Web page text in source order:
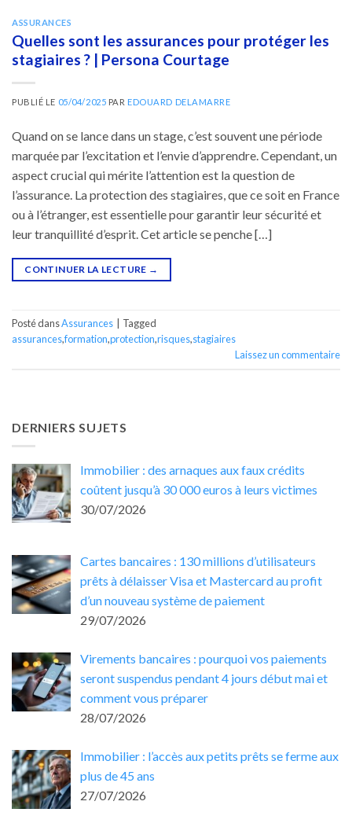
ASSURANCES
Quelles sont les assurances pour protéger les
stagiaires ? | Persona Courtage
PUBLIÉ LE 05/04/2025 PAR EDOUARD DELAMARRE
Quand on se lance dans un stage, c’est souvent une période
marquée par l’excitation et l’envie d’apprendre. Cependant, un
aspect crucial qui mérite l’attention est la question de
l’assurance. La protection des stagiaires, que ce soit en France
ou à l’étranger, est essentielle pour garantir leur sécurité et
leur tranquillité d’esprit. Cet article se penche […]
CONTINUER LA LECTURE →
Posté dansAssurances
Tagged
assurances,formation,protection,risques,stagiaires
Laissez un commentaire
DERNIERS SUJETS
Immobilier : des arnaques aux faux crédits
coûtent jusqu’à 30 000 euros à leurs victimes
30/07/2026
Cartes bancaires : 130 millions d’utilisateurs
prêts à délaisser Visa et Mastercard au profit
d’un nouveau système de paiement
29/07/2026
Virements bancaires : pourquoi vos paiements
seront suspendus pendant 4 jours début mai et
comment vous préparer
28/07/2026
Immobilier : l’accès aux petits prêts se ferme aux
plus de 45 ans
27/07/2026